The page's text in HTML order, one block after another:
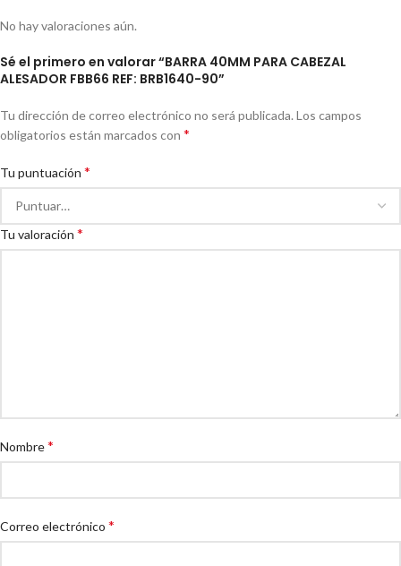
No hay valoraciones aún.
Sé el primero en valorar “BARRA 40MM PARA CABEZAL
ALESADOR FBB66 REF: BRB1640-90”
Tu dirección de correo electrónico no será publicada. Los campos
obligatorios están marcados con *
Tu puntuación *
Tu valoración *
Nombre*
Correo electrónico *